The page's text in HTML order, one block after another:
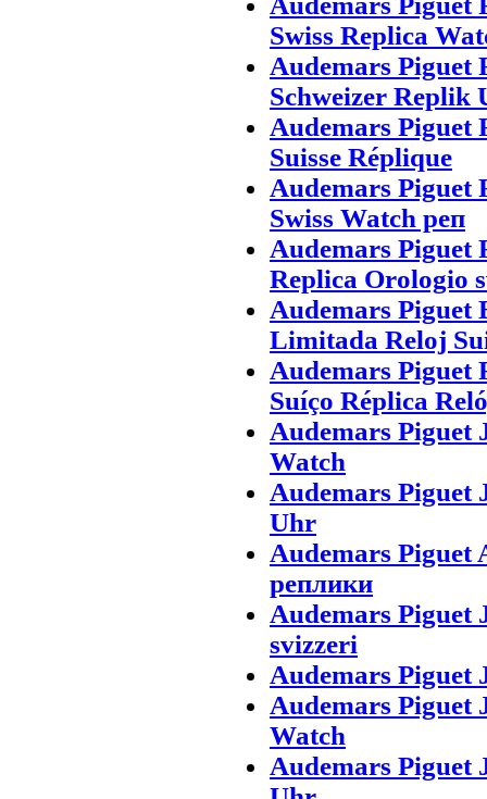
Swiss Replica
Audemars Piguet
Schweizer Replik
Audemars Piguet
Suisse Réplique
Audemars Piguet
Swiss Watch реп
Audemars Piguet
Replica Orologio
Audemars Piguet
Limitada Reloj
Audemars Piguet
Suíço Réplica
Audemars Piguet
Watch
Audemars Piguet
Uhr
Audemars Piguet
реплики
Audemars Piguet
svizzeri
Audemars Piguet
Audemars Piguet
Watch
Audemars Piguet